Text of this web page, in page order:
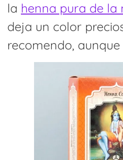
la henna pura de la
deja un color
recomendo,